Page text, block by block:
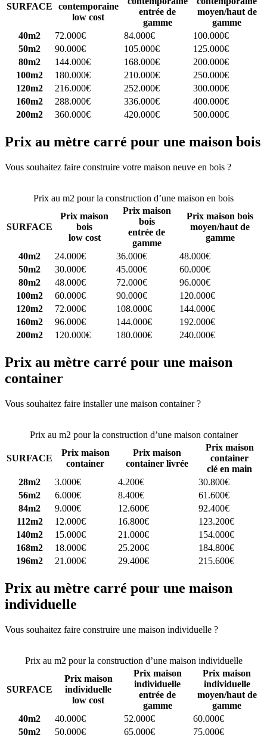
SURFACE
contemporaine
low cost
entrée de
gamme
moyen/haut de
gamme
40m2
72.000€ 84.000€
100.000€
50m2
90.000€ 105.000€
125.000€
80m2
144.000€ 168.000€
200.000€
100m2
180.000€ 210.000€
250.000€
120m2
216.000€ 252.000€
300.000€
160m2
288.000€ 336.000€
400.000€
200m2
360.000€ 420.000€ 500.000€
Prix au mètre carré pour une maison bois
Vous souhaitez faire construire votre maison neuve en bois ?
Prix au m2 pour la construction d’une maison en bois
SURFACE
Prix maison
bois
low cost
Prix maison
bois
entrée de
gamme
Prix maison bois
moyen/haut de
gamme
40m2
24.000€ 36.000€
48.000€
50m2
30.000€ 45.000€
60.000€
80m2
48.000€ 72.000€
96.000€
100m2
60.000€ 90.000€
120.000€
120m2
72.000€ 108.000€
144.000€
160m2
96.000€ 144.000€
192.000€
200m2
120.000€ 180.000€ 240.000€
Prix au mètre carré pour une maison
container
Vous souhaitez faire installer une maison container ?
Prix au m2 pour la construction d’une maison container
SURFACE
Prix maison
container
Prix maison
container livrée
Prix maison
container
clé en main
28m2
3.000€ 4.200€
30.800€
56m2
6.000€ 8.400€
61.600€
84m2
9.000€ 12.600€
92.400€
112m2
12.000€ 16.800€
123.200€
140m2
15.000€ 21.000€
154.000€
168m2
18.000€ 25.200€
184.800€
196m2
21.000€ 29.400€ 215.600€
Prix au mètre carré pour une maison
individuelle
Vous souhaitez faire construire une maison individuelle ?
Prix au m2 pour la construction d’une maison individuelle
SURFACE
Prix maison
individuelle
low cost
Prix maison
individuelle
entrée de
gamme
Prix maison
individuelle
moyen/haut de
gamme
40m2
40.000€ 52.000€
60.000€
50m2
50.000€ 65.000€
75.000€